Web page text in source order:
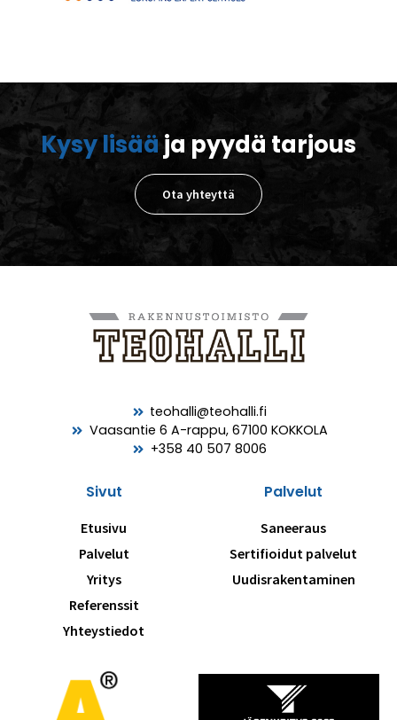
Kysy lisää ja pyydä tarjous
Ota yhteyttä
teohalli@teohalli.fi
Vaasantie 6 A-rappu, 67100 KOKKOLA
+358 40 507 8006
Sivut
Etusivu
Palvelut
Yritys
Referenssit
Yhteystiedot
Palvelut
Saneeraus
Sertifioidut palvelut
Uudisrakentaminen